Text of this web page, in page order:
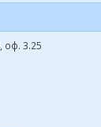
оф. 3.25